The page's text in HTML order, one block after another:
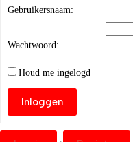
Gebruikersnaam:
Wachtwoord:
Houd me ingelogd
Inloggen